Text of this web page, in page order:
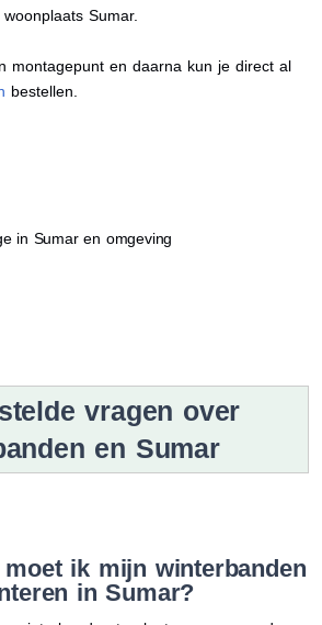
Sumar.
montagepunt en daarna kun je direct al
bestellen.
in Sumar en omgeving
vragen over
en Sumar
moet ik mijn winterbanden
in Sumar?